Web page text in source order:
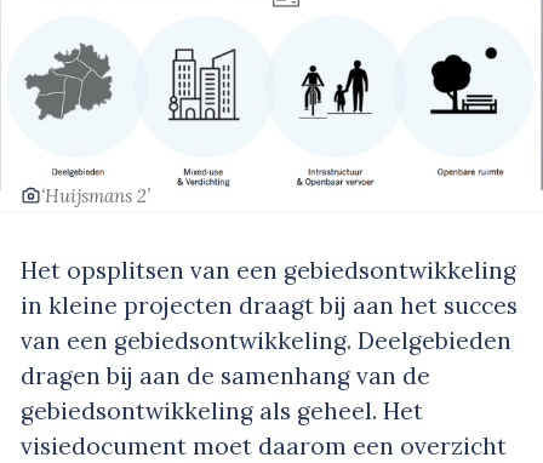
‘Huijsmans 2’
Het opsplitsen van een gebiedsontwikkeling
in kleine projecten draagt bij aan het succes
van een gebiedsontwikkeling. Deelgebieden
dragen bij aan de samenhang van de
gebiedsontwikkeling als geheel. Het
visiedocument moet daarom een overzicht